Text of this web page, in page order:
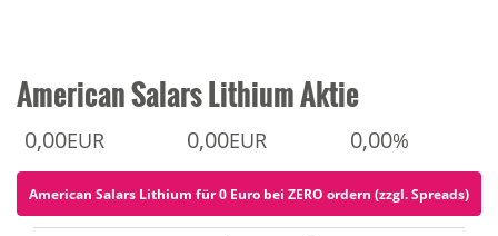
American Salars Lithium Aktie
0,00EUR 0,00EUR 0,00%
American Salars Lithium für 0 Euro bei ZERO ordern (zzgl. Spreads)